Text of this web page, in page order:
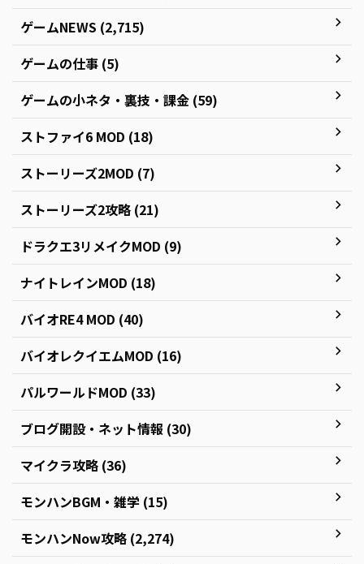
ゲームNEWS (2,715)
ゲームの仕事 (5)
ゲームの小ネタ・裏技・課金 (59)
ストファイ6 MOD (18)
ストーリーズ2MOD (7)
ストーリーズ2攻略 (21)
ドラクエ3リメイクMOD (9)
ナイトレインMOD (18)
バイオRE4 MOD (40)
バイオレクイエムMOD (16)
パルワールドMOD (33)
ブログ開設・ネット情報 (30)
マイクラ攻略 (36)
モンハンBGM・雑学 (15)
モンハンNow攻略 (2,274)